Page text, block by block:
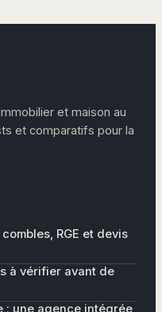
et maison au
et comparatifs pour la
RGE et devis
à vérifier avant de
: une agence intégrée